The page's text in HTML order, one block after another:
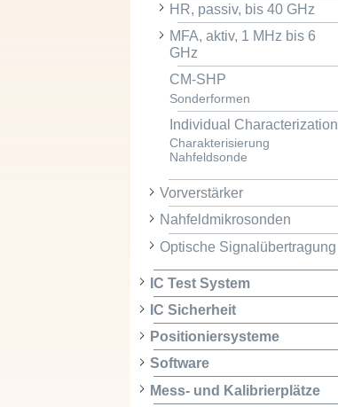
HR, passiv, bis 40 GHz
MFA, aktiv, 1 MHz bis 6
GHz
CM-SHP
Sonderformen
Individual Characterization
Charakterisierung
Nahfeldsonde
Vorverstärker
Nahfeldmikrosonden
Optische Signalübertragung
IC Test System
IC Sicherheit
Positioniersysteme
Software
Mess- und Kalibrierplätze